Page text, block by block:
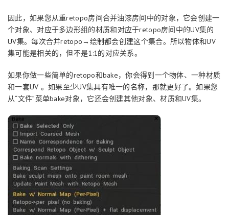
因此，如果您从重retopo房间合并油漆房间中的对象，它会创建一
个对象、对应于多边形组的材质和对应于retopo房间中的UV集的
UV集。每次合并retopo→绘制都会创建这个集合。所以物体和UV
集可能是相关的，但不是1:1的对应关系。
如果你做一些简单的retopo和bake，你会得到一个物体、一种材质
和一套UV 。如果至少UV集具有唯一的名称，那就更好了。如果您
从“文件”菜单bake对象，它还会创建其他对象、材质和UV集。